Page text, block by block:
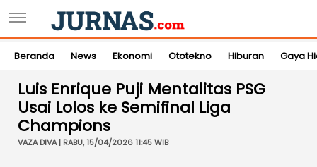
Beranda News Ekonomi Ototekno Hiburan Gaya
Luis Enrique Puji Mentalitas PSG
Usai Lolos ke Semifinal Liga
Champions
VAZA DIVA | RABU, 15/04/2026 11:45 WIB